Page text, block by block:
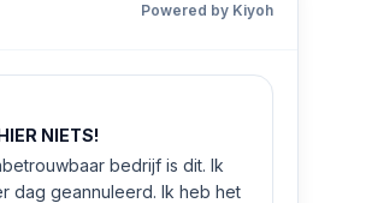
Powered by Kiyoh
NIETS!
bedrijf is dit. Ik
dag geannuleerd. Ik heb het